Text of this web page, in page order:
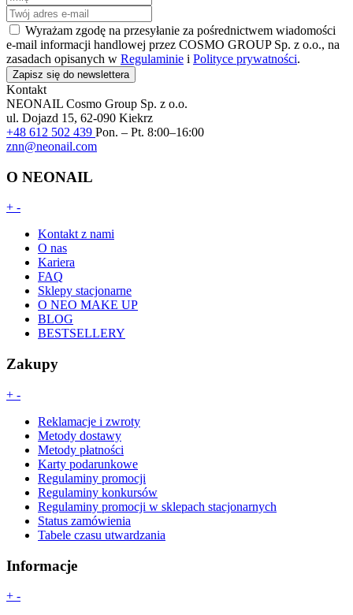
Wyrażam zgodę na przesyłanie za pośrednictwem wiadomości
e-mail informacji handlowej przez COSMO GROUP Sp. z o.o., na
zasadach opisanych w Regulaminie i Polityce prywatności.
Zapisz się do newslettera
Kontakt
NEONAIL Cosmo Group Sp. z o.o.
ul. Dojazd 15, 62-090 Kiekrz
+48 612 502 439 Pon. – Pt. 8:00–16:00
znn@neonail.com
O NEONAIL
+ -
Kontakt z nami
O nas
Kariera
FAQ
Sklepy stacjonarne
O NEO MAKE UP
BLOG
BESTSELLERY
Zakupy
+ -
Reklamacje i zwroty
Metody dostawy
Metody płatności
Karty podarunkowe
Regulaminy promocji
Regulaminy konkursów
Regulaminy promocji w sklepach stacjonarnych
Status zamówienia
Tabele czasu utwardzania
Informacje
+ -